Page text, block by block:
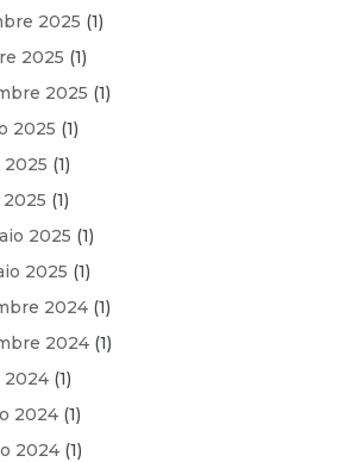
2025 (1)
2025 (1)
2025 (1)
2025 (1)
2025 (1)
(1)
2025 (1)
2025 (1)
2024 (1)
2024 (1)
2024 (1)
2024 (1)
2024 (1)